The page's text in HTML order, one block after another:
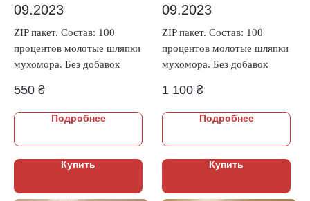
09.2023
ZIP пакет. Состав: 100
процентов молотые шляпки
мухомора. Без добавок
550 ₴
Подробнее
Купить
09.2023
ZIP пакет. Состав: 100
процентов молотые шляпки
мухомора. Без добавок
1 100 ₴
Подробнее
Купить